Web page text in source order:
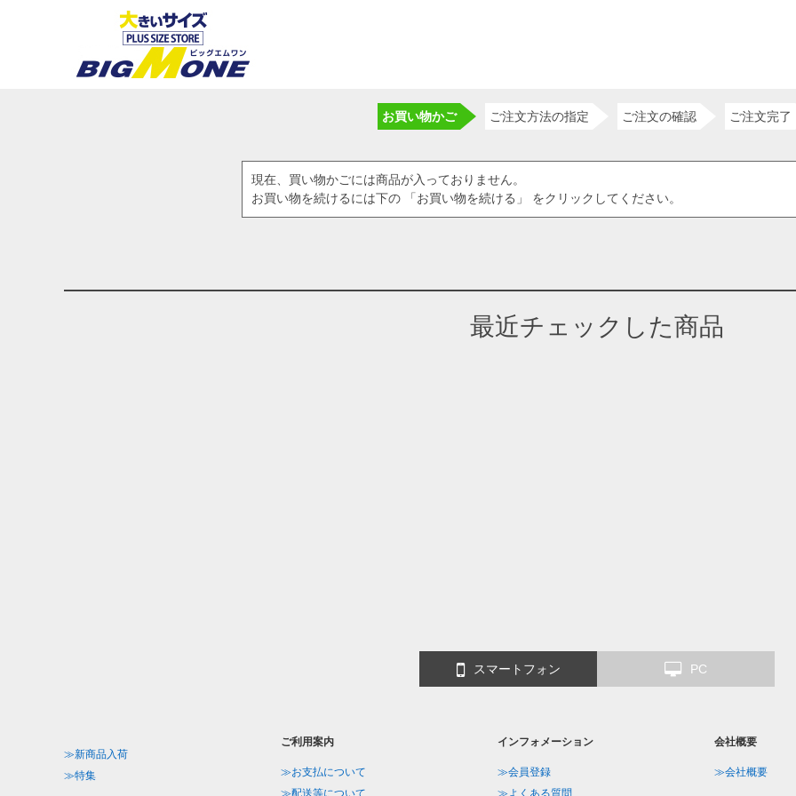
お買い物かご ご注文方法の指定 ご注文の確認 ご注文完了
現在、買い物かごには商品が入っておりません。
お買い物を続けるには下の 「お買い物を続ける」 をクリックしてください。
最近チェックした商品
スマートフォン PC
≫新商品入荷
≫特集
ご利用案内
≫お支払について
≫配送等について
インフォメーション
≫会員登録
≫よくある質問
会社概要
≫会社概要